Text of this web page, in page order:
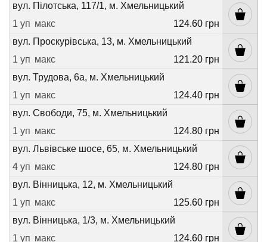
вул. Пілотська, 117/1, м. Хмельницький
1 уп макс
124.60 грн
вул. Проскурівська, 13, м. Хмельницький
1 уп макс
121.20 грн
вул. Трудова, 6а, м. Хмельницький
1 уп макс
124.40 грн
вул. Свободи, 75, м. Хмельницький
1 уп макс
124.80 грн
вул. Львівське шосе, 65, м. Хмельницький
4 уп макс
124.80 грн
вул. Вінницька, 12, м. Хмельницький
1 уп макс
125.60 грн
вул. Вінницька, 1/3, м. Хмельницький
1 уп макс 124.60 грн